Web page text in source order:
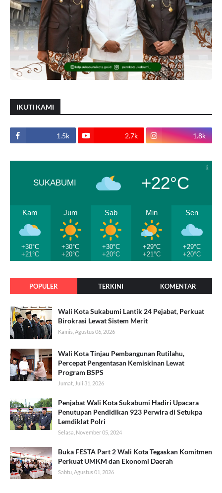
IKUTI KAMI
1.5k 2.7k 1.8k
SUKABUMI +22°C
Kam
+30°C
+21°C
Jum
+30°C
+20°C
Sab
+30°C
+20°C
Min
+29°C
+21°C
Sen
+29°C
+20°C
POPULER TERKINI KOMENTAR
Wali Kota Sukabumi Lantik 24 Pejabat, Perkuat
Birokrasi Lewat Sistem Merit
Kamis, Agustus 06, 2026
Wali Kota Tinjau Pembangunan Rutilahu,
Percepat Pengentasan Kemiskinan Lewat
Program BSPS
Jumat, Juli 31, 2026
Penjabat Wali Kota Sukabumi Hadiri Upacara
Penutupan Pendidikan 923 Perwira di Setukpa
Lemdiklat Polri
Selasa, November 05, 2024
Buka FESTA Part 2 Wali Kota Tegaskan Komitmen
Perkuat UMKM dan Ekonomi Daerah
Sabtu, Agustus 01, 2026